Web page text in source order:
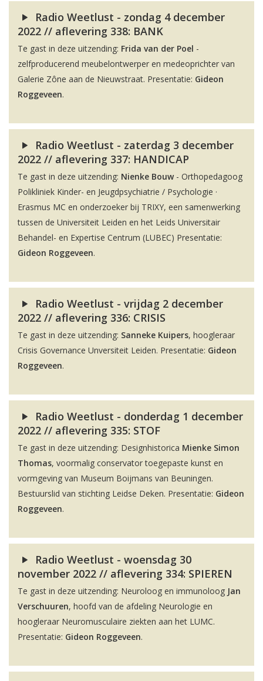
Radio Weetlust - zondag 4 december
2022 // aflevering 338: BANK
Te gast in deze uitzending: Frida van der Poel -
zelfproducerend meubelontwerper en medeoprichter van
Galerie Zône aan de Nieuwstraat. Presentatie: Gideon
Roggeveen.
Radio Weetlust - zaterdag 3 december
2022 // aflevering 337: HANDICAP
Te gast in deze uitzending: Nienke Bouw- Orthopedagoog
Polikliniek Kinder- en Jeugdpsychiatrie / Psychologie ·
Erasmus MC en onderzoeker bij TRIXY, een samenwerking
tussen de Universiteit Leiden en het Leids Universitair
Behandel- en Expertise Centrum (LUBEC) Presentatie:
Gideon Roggeveen.
Radio Weetlust - vrijdag 2 december
2022 // aflevering 336: CRISIS
Te gast in deze uitzending: Sanneke Kuipers, hoogleraar
Crisis Governance Unversiteit Leiden. Presentatie: Gideon
Roggeveen.
Radio Weetlust - donderdag 1 december
2022 // aflevering 335: STOF
Te gast in deze uitzending: Designhistorica Mienke Simon
Thomas, voormalig conservator toegepaste kunst en
vormgeving van Museum Boijmans van Beuningen.
Bestuurslid van stichting Leidse Deken. Presentatie: Gideon
Roggeveen.
Radio Weetlust - woensdag 30
november 2022 // aflevering 334: SPIEREN
Te gast in deze uitzending: Neuroloog en immunoloog Jan
Verschuuren, hoofd van de afdeling Neurologie en
hoogleraar Neuromusculaire ziekten aan het LUMC.
Presentatie: Gideon Roggeveen.